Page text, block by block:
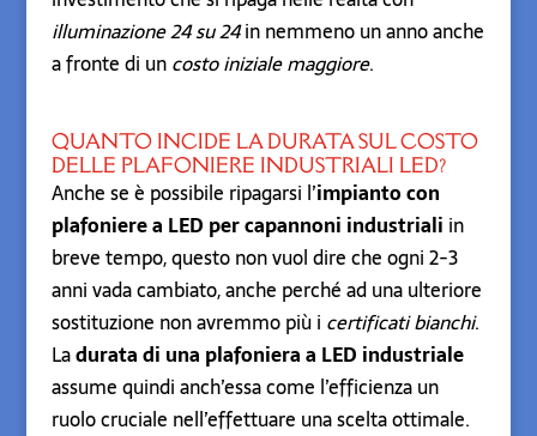
illuminazione 24 su 24in nemmeno un anno anche
a fronte di uncosto iniziale maggiore.
QUANTO INCIDE LA DURATA SUL COSTO
DELLE PLAFONIERE INDUSTRIALI LED?
Anche se è possibile ripagarsi l’impianto con
plafoniere a LED per capannoni industriali in
breve tempo, questo non vuol dire che ogni 2-3
anni vada cambiato, anche perché ad una ulteriore
sostituzione non avremmo più i certificati bianchi.
Ladurata di una plafoniera a LED industriale
assume quindi anch’essa come l’efficienza un
ruolo cruciale nell’effettuare una scelta ottimale.